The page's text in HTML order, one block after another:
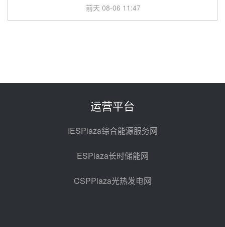
前天 08-06 11:47
光热示范电站二列蒸汽发生器设备
热发电工程EPC总承包项目熔盐截
昊森机电中标新疆华电天山北麓基
地100MW光热发电工程EPC总承
包项目熔盐介质超声波流量计采购
前天 08-05 17:09
运营平台
IESPlaza综合能源服务网
ESPlaza长时储能网
CSPPlaza光热发电网